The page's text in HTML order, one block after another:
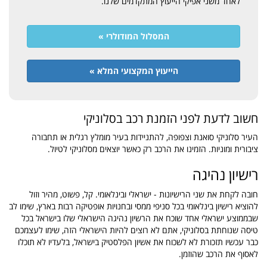
המסלול המודולרי »
הייעוץ המקצועי המלא »
חשוב לדעת לפני הזמנת רכב בסלוניקי
העיר סלוניקי סואנת וצפופה, להתניידות בעיר מומלץ רגלית או תחבורה
ציבורית ומוניות. הזמינו את הרכב רק כאשר יוצאים מסלוניקי לטיול.
רישיון נהיגה
חובה לקחת את שני הרישיונות - ישראלי ובינלאומי. קל, פשוט, מהיר וזול
להוציא רישיון בינלאומי בכל סניפי ממסי ובחנויות אופטיקה רבות בארץ, שימו לב
שבממוצע ישראלי אחד שוכח את הרשיון נהיגה הישראלי שלו בישראל בכל
טיסה שנוחתת בסלוניקי, אתם לא רוצים להיות הישראלי הזה, שימו לעצמכם
כבר עכשיו תזכורת לא לשכוח את אשיון הפלסטיק בישראל, בלעדיו לא תוכלו
לאסוף את הרכב שהוזמן.